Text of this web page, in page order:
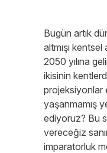
Bugün artık
altmışı
2050 yılına
ikisinin
projeksiyonlar
yaşanmamış
ediyoruz? Bu
vereceğiz
imparatorluk